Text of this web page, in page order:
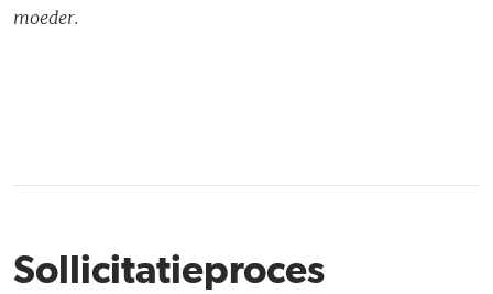
moeder.
Sollicitatieproces